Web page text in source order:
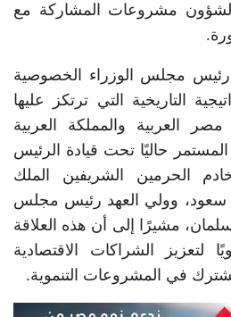
لشؤون مشروعات المشاركة مع
رئيس مجلس الوزراء الخصوصية
التاريخية التي ترتكز عليها
العربية والمملكة العربية
المستمر حاليًا تحت قيادة الرئيس
الحرمين الشريفين الملك
سعود، وولي العهد رئيس مجلس
مشيرًا إلى أن هذه العلاقة
لتعزيز الشراكات الاقتصادية
في المشروعات التنموية.